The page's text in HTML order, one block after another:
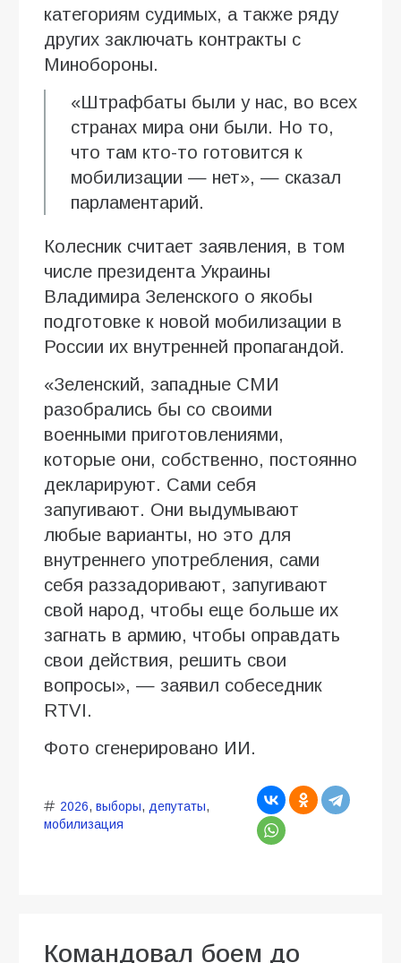
категориям судимых, а также ряду
других заключать контракты с
Минобороны.
«Штрафбаты были у нас, во всех
странах мира они были. Но то,
что там кто-то готовится к
мобилизации — нет», — сказал
парламентарий.
Колесник считает заявления, в том
числе президента Украины
Владимира Зеленского о якобы
подготовке к новой мобилизации в
России их внутренней пропагандой.
«Зеленский, западные СМИ
разобрались бы со своими
военными приготовлениями,
которые они, собственно, постоянно
декларируют. Сами себя
запугивают. Они выдумывают
любые варианты, но это для
внутреннего употребления, сами
себя раззадоривают, запугивают
свой народ, чтобы еще больше их
загнать в армию, чтобы оправдать
свои действия, решить свои
вопросы», — заявил собеседник
RTVI.
Фото сгенерировано ИИ.
2026, выборы, депутаты,
мобилизация
Командовал боем до